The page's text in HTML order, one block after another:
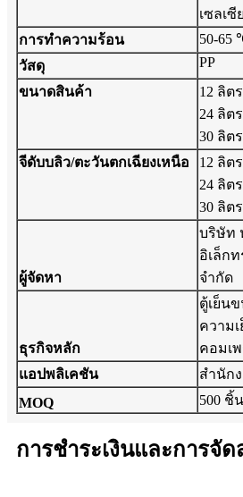
เซลเซี
การทำความร้อน
50-65
วัสดุ
PP
ขนาดสินค้า
12 ลิต
24 ลิต
30 ลิต
จีดับบลิว/ตะวันตกเฉียงเหนือ
12 ลิต
24 ลิต
30 ลิต
ผู้จัดหา
บริษัท
อิเล็ก
จำกัด
ธุรกิจหลัก
ตู้เย็น
ความ
คอมเ
แอปพลิเคชัน
สำนัก
MOQ
500 ชิ้น
การชำระเงินและการจัด